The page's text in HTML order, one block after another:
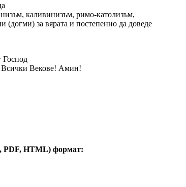
каливинизъм, римо-католизъм,
(догми) за вярата и постепенно да доведе
Господ
Всички Векове! Амин!
PDF, HTML) формат: